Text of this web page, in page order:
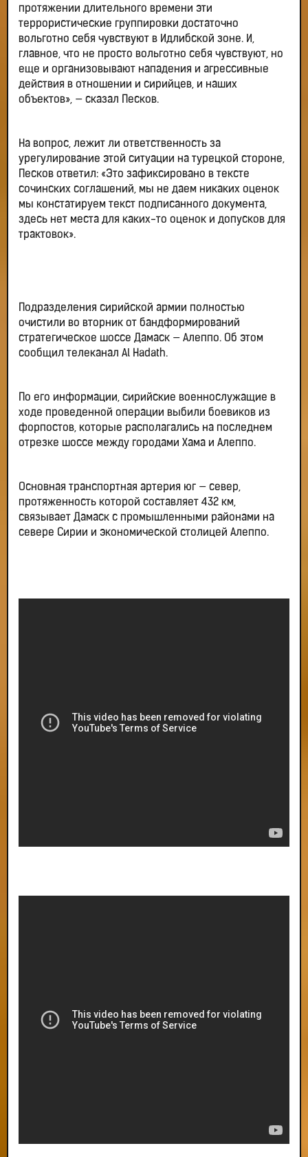
протяжении длительного времени эти
террористические группировки достаточно
вольготно себя чувствуют в Идлибской зоне. И,
главное, что не просто вольготно себя чувствуют, но
еще и организовывают нападения и агрессивные
действия в отношении и сирийцев, и наших
объектов», — сказал Песков.
На вопрос, лежит ли ответственность за
урегулирование этой ситуации на турецкой стороне,
Песков ответил: «Это зафиксировано в тексте
сочинских соглашений, мы не даем никаких оценок
мы констатируем текст подписанного документа,
здесь нет места для каких-то оценок и допусков для
трактовок».
Подразделения сирийской армии полностью
очистили во вторник от бандформирований
стратегическое шоссе Дамаск — Алеппо. Об этом
сообщил телеканал Al Hadath.
По его информации, сирийские военнослужащие в
ходе проведенной операции выбили боевиков из
форпостов, которые располагались на последнем
отрезке шоссе между городами Хама и Алеппо.
Основная транспортная артерия юг — север,
протяженность которой составляет 432 км,
связывает Дамаск с промышленными районами на
севере Сирии и экономической столицей Алеппо.